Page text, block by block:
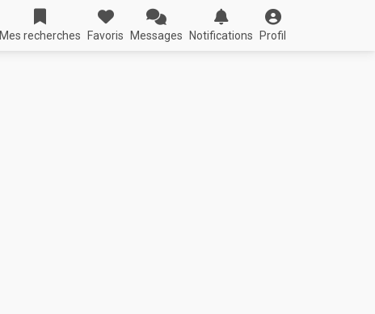
Mes recherches Favoris Messages Notifications Profil